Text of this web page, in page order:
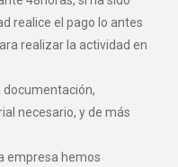
realice el pago lo antes
realizar la actividad en
documentación,
necesario, y de más
empresa hemos